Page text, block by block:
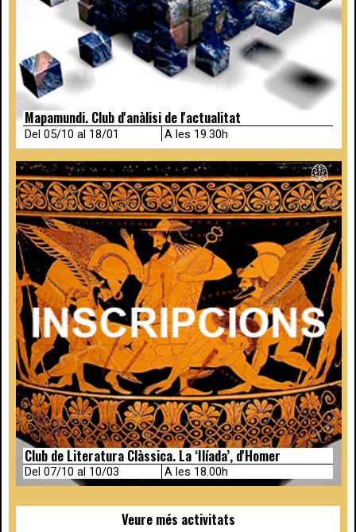
Mapamundi. Club d'anàlisi de l'actualitat
Del 05/10 al 18/01 A les 19.30h
Club de Literatura Clàssica. La ‘Ilíada’, d'Homer
Del 07/10 al 10/03 A les 18.00h
Veure més activitats